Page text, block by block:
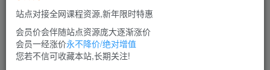
立即购买
您当前未登录！建议登陆后购买，可保存购买订单
站点对接全网课程资源,新年限时特惠
会员价会伴随站点资源庞大逐渐涨价
会员一经涨价永不降价/绝对增值
您若不信可收藏本站,长期关注!